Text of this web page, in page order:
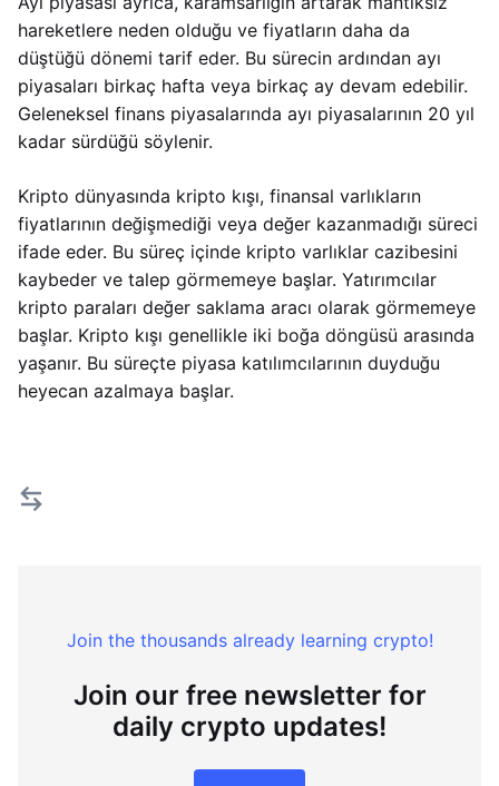
hareketlere neden olduğu ve fiyatların daha da
düştüğü dönemi tarif eder. Bu sürecin ardından ayı
piyasaları birkaç hafta veya birkaç ay devam edebilir.
Geleneksel finans piyasalarında ayı piyasalarının 20 yıl
kadar sürdüğü söylenir.
Kripto dünyasında kripto kışı, finansal varlıkların
fiyatlarının değişmediği veya değer kazanmadığı süreci
ifade eder. Bu süreç içinde kripto varlıklar cazibesini
kaybeder ve talep görmemeye başlar. Yatırımcılar
kripto paraları değer saklama aracı olarak görmemeye
başlar. Kripto kışı genellikle iki boğa döngüsü arasında
yaşanır. Bu süreçte piyasa katılımcılarının duyduğu
heyecan azalmaya başlar.
Join the thousands already learning crypto!
Join our free newsletter for
daily crypto updates!